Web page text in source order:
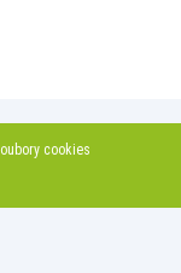
cookies